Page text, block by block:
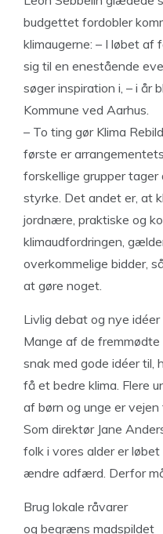
budgettet fordobler
klimaugerne: – I løbet af
sig til en enestående
søger inspiration i, – i år
Kommune ved Aarhus.
– To ting gør Klima
første er
forskellige grupper tager
styrke. Det andet er, at
jordnære, praktiske og
klimaudfordringen,
overkommelige bidder,
at gøre noget.
Livlig debat og nye idéer
Mange af de fremmødte
snak med gode idéer
få et bedre klima. Flere
af børn og unge er vejen
Som direktør Jane
folk i vores alder er
ændre adfærd. Derfor
Brug lokale råvarer
og begræns madspildet